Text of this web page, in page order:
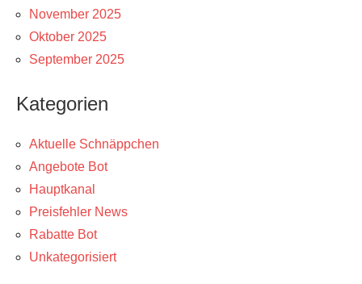
November 2025
Oktober 2025
September 2025
Kategorien
Aktuelle Schnäppchen
Angebote Bot
Hauptkanal
Preisfehler News
Rabatte Bot
Unkategorisiert